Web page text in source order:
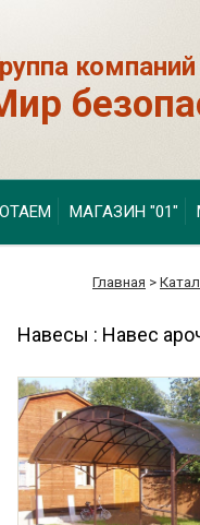
компаний
МАГАЗИН "01"
Главная >
Навесы : Навес